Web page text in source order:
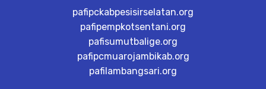
pafipckabpesisirselatan.org
pafipempkotsentani.org
pafisumutbalige.org
pafipcmuarojambikab.org
pafilambangsari.org